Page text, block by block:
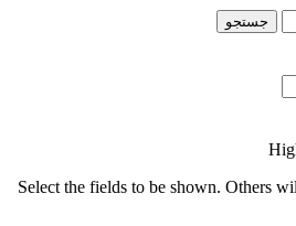
جستجو
Select the fields to be shown. Others